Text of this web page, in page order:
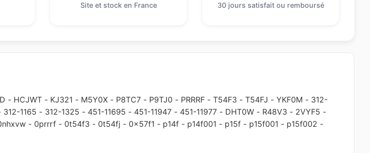
Site et stock en France 30 jours satisfait ou remboursé
- HCJWT - KJ321 - M5Y0X - P8TC7 - P9TJ0 - PRRRF - T54F3 - T54FJ - YKF0M - 312-
312-1165 - 312-1325 - 451-11695 - 451-11947 - 451-11977 - DHT0W - R48V3 - 2VYF5 -
- 0prrrf - 0t54f3 - 0t54fj - 0x57f1 - p14f - p14f001 - p15f - p15f001 - p15f002 -